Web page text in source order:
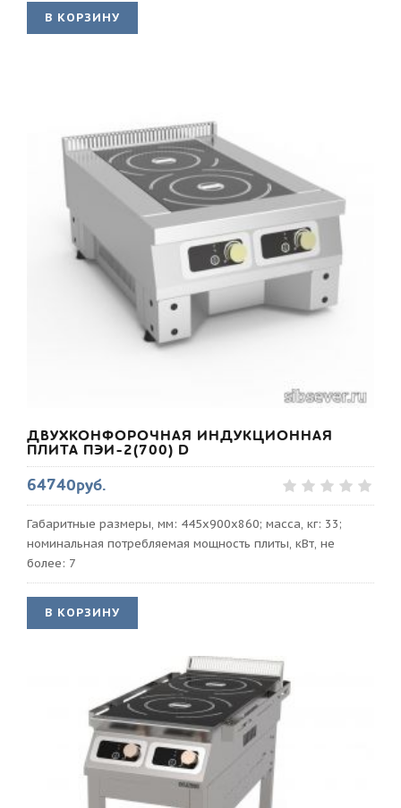
В КОРЗИНУ
ДВУХКОНФОРОЧНАЯ ИНДУКЦИОННАЯ
ПЛИТА ПЭИ-2(700) D
64740руб.
Габаритные размеры, мм: 445х900х860; масса, кг: 33;
номинальная потребляемая мощность плиты, кВт, не
более: 7
В КОРЗИНУ